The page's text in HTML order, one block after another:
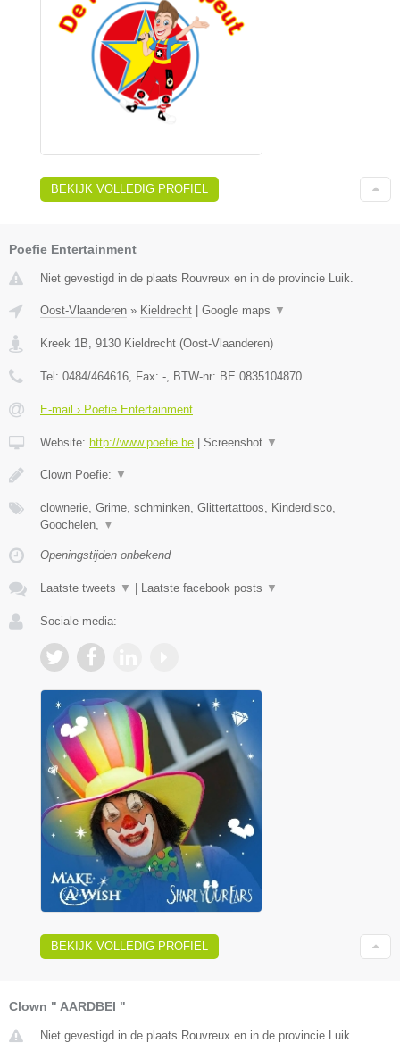
BEKIJK VOLLEDIG PROFIEL
Poefie Entertainment
Niet gevestigd in de plaats Rouvreux en in de provincie Luik.
Oost-Vlaanderen » Kieldrecht | Google maps ▼
Kreek 1B 9130 Kieldrecht (Oost-Vlaanderen)
Tel: 0484/464616 , Fax: - , BTW-nr: BE 0835104870
E-mail › Poefie Entertainment
Website: http://www.poefie.be | Screenshot ▼
Clown Poefie: ▼
clownerie, Grime, schminken, Glittertattoos, Kinderdisco,
Goochelen,
▼
Openingstijden onbekend
Laatste tweets ▼ | Laatste facebook posts ▼
Sociale media:
BEKIJK VOLLEDIG PROFIEL
Clown " AARDBEI "
Niet gevestigd in de plaats Rouvreux en in de provincie Luik.